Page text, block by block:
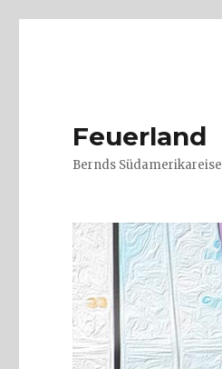
Feuerland
Bernds Südamerikareise